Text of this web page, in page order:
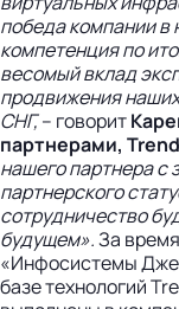
победа компании
компетенция по
весомый вклад
продвижения
СНГ,– говорит
партнерами,
нашего партнера с
партнерского
сотрудничество
будущем».За
«Инфосистемы
базе технологий